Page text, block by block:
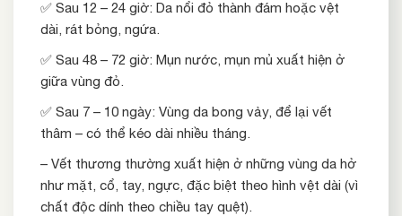
✅ Sau 12 – 24 giờ: Da nổi đỏ thành đám hoặc vệt
dài, rát bỏng, ngứa.
✅ Sau 48 – 72 giờ: Mụn nước, mụn mủ xuất hiện ở
giữa vùng đỏ.
✅ Sau 7 – 10 ngày: Vùng da bong vảy, để lại vết
thâm – có thể kéo dài nhiều tháng.
– Vết thương thường xuất hiện ở những vùng da hở
như mặt, cổ, tay, ngực, đặc biệt theo hình vệt dài (vì
chất độc dính theo chiều tay quệt).